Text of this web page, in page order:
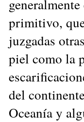
primitivo,
juzgadas
piel como la
del
Oceanía y